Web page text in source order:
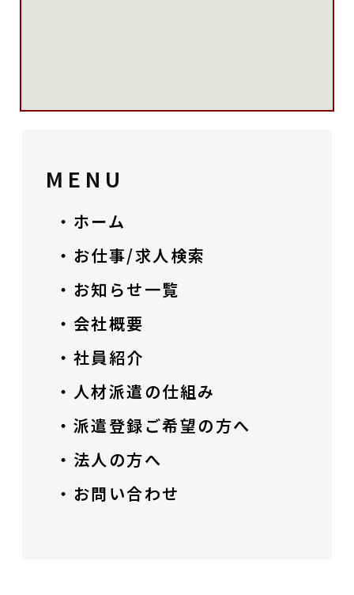
MENU
・ホーム
・お仕事/求人検索
・お知らせ一覧
・会社概要
・社員紹介
・人材派遣の仕組み
・派遣登録ご希望の方へ
・法人の方へ
・お問い合わせ